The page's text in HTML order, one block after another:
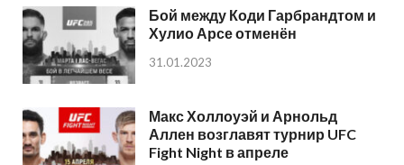
Бой между Коди Гарбрандтом и
Хулио Арсе отменён
31.01.2023
Макс Холлоуэй и Арнольд
Аллен возглавят турнир UFC
Fight Night в апреле